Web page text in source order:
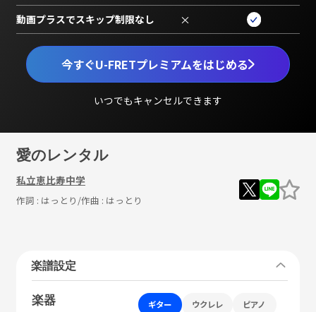
今すぐU-FRETプレミアムをはじめる
いつでもキャンセルできます
動画プラスでスキップ制限なし ×
愛のレンタル
私立恵比寿中学
作詞 : はっとり /作曲 : はっとり
楽譜設定
楽器 ギター ウクレレ ピアノ